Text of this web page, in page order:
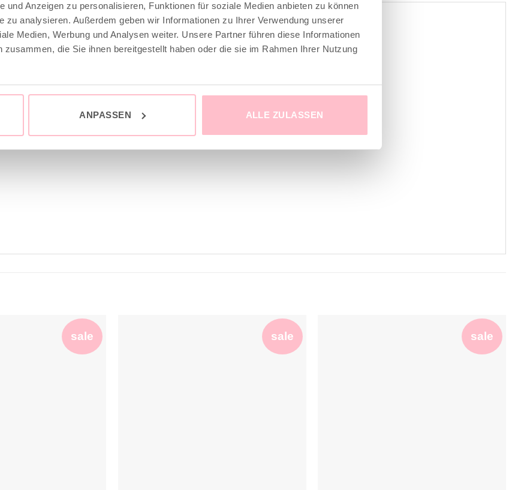
und Anzeigen zu personalisieren, Funktionen für soziale Medien anbieten zu können
zu analysieren. Außerdem geben wir Informationen zu Ihrer Verwendung unserer
Medien, Werbung und Analysen weiter. Unsere Partner führen diese Informationen
zusammen, die Sie ihnen bereitgestellt haben oder die sie im Rahmen Ihrer Nutzung
ANPASSEN ALLE ZULASSEN
eisblau zu erzielen
sale sale sale